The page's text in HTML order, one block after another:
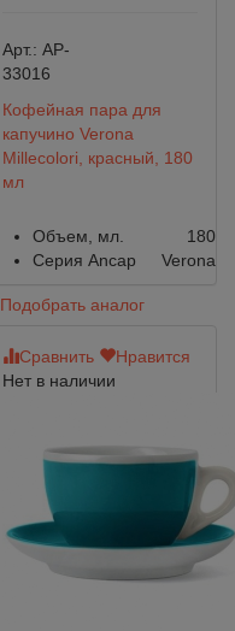
Арт.: AP-
33016
Кофейная пара для
капучино Verona
Millecolori, красный, 180
мл
Объем, мл.
180
Серия Ancap
Verona
Подобрать аналог
Сравнить
Нравится
Нет в наличии